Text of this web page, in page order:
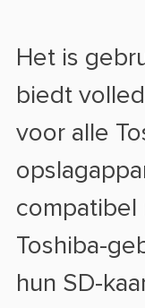
Het is
biedt
voor alle
compatibel
Toshiba-
hun SD-